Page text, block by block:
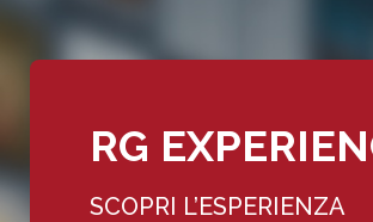
RG
SCOPRI L’ESPERIENZA